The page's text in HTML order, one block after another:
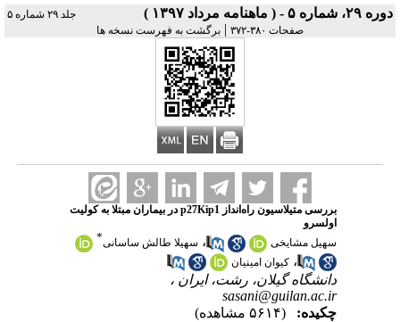
دوره ۲۹، شماره ۵ - ( ماهنامه مرداد ۱۳۹۷ )
جلد ۲۹ شماره ۵
صفحات ۳۸۰-۳۷۲
| برگشت به فهرست نسخه ها
بررسی متیلاسیون راه‌انداز p27Kip1 در بیماران مبتلا به کولیت
اولسرو
سهیل مشایخی
، سهیلا طالش ساسانی*
، کیوان امینیان
دانشگاه گیلان، رشت، ایران ،
sasani@guilan.ac.ir
چکیده:
(۵۶۱۴ مشاهده)